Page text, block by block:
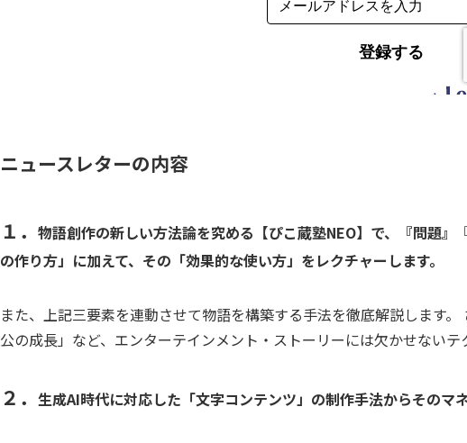
ニュースレターの内容
１． 物語創作の新しい方法論を究める【ぴこ蔵塾NEO】で、『問題
の作り方」に加えて、その「効果的な使い方」をレクチャーします。
また、上記三要素を連動させて物語を構築する手法を徹底解説します
公の成長」など、エンターテインメント・ストーリーには欠かせないテ
２． 生成AI時代に対応した「文字コンテンツ」の制作手法からそのマ